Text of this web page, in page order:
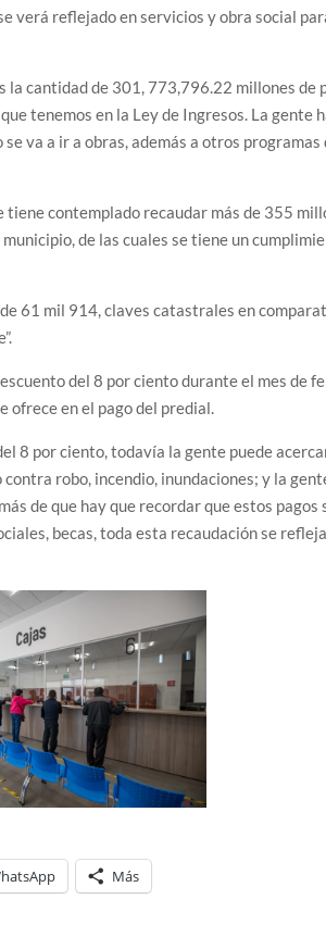
verá reflejado en servicios y obra social
la cantidad de 301, 773,796.22 millones de
tenemos en la Ley de Ingresos. La gente
va a ir a obras, además a otros programas
contemplado recaudar más de 355
de las cuales se tiene un
61 mil 914, claves catastrales en
del 8 por ciento durante el mes de
ofrece en el pago del predial.
8 por ciento, todavía la gente puede
robo, incendio, inundaciones; y la
de que hay que recordar que estos pagos
becas, toda esta recaudación se
Más